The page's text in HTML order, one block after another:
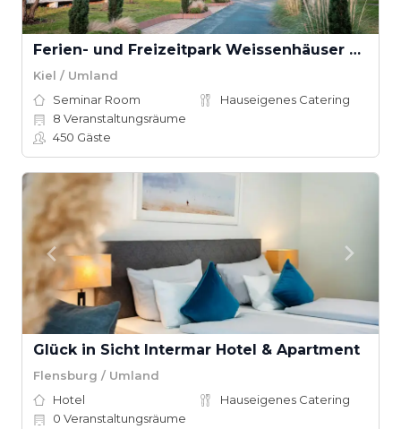
Ferien- und Freizeitpark Weissenhäuser Strand
Kiel / Umland
Seminar Room
Hauseigenes Catering
8 Veranstaltungsräume
450 Gäste
Glück in Sicht Intermar Hotel & Apartment
Flensburg / Umland
Hotel
Hauseigenes Catering
0 Veranstaltungsräume